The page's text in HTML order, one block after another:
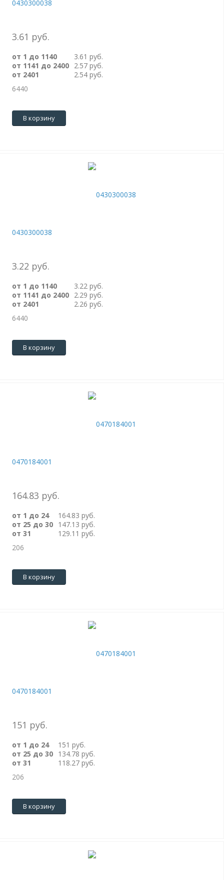
0430300038
3.61 руб.
от 1 до 1140
3.61 руб.
от 1141 до 2400 2.57 руб.
от 2401
2.54 руб.
6440
В корзину
0430300038
3.22 руб.
от 1 до 1140
3.22 руб.
от 1141 до 2400 2.29 руб.
от 2401
2.26 руб.
6440
В корзину
0470184001
164.83 руб.
от 1 до 24
164.83 руб.
от 25 до 30 147.13 руб.
от 31
129.11 руб.
206
В корзину
0470184001
151 руб.
от 1 до 24
151 руб.
от 25 до 30 134.78 руб.
от 31
118.27 руб.
206
В корзину